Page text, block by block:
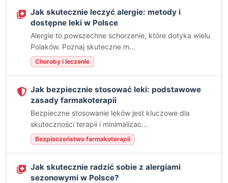
Jak skutecznie leczyć alergie: metody i
dostępne leki w Polsce
Alergie to powszechne schorzenie, które dotyka wielu
Polaków. Poznaj skuteczne m...
Choroby i leczenie
Jak bezpiecznie stosować leki: podstawowe
zasady farmakoterapii
Bezpieczne stosowanie leków jest kluczowe dla
skuteczności terapii i minimalizac...
Bezpieczeństwo farmakoterapii
Jak skutecznie radzić sobie z alergiami
sezonowymi w Polsce?